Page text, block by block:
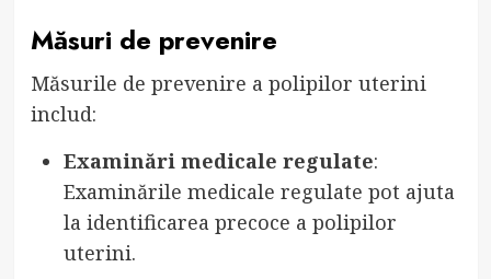
Măsuri de prevenire
Măsurile de prevenire a polipilor uterini
includ:
Examinări medicale regulate:
Examinările medicale regulate pot ajuta
la identificarea precoce a polipilor
uterini.